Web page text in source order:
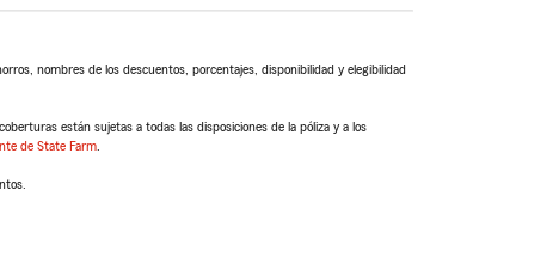
nombres de los descuentos, porcentajes, disponibilidad y elegibilidad
están sujetas a todas las disposiciones de la póliza y a los
de State Farm